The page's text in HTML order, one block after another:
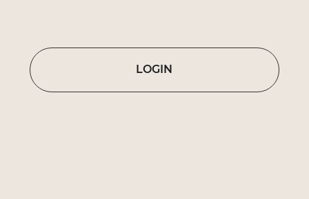
LOGIN